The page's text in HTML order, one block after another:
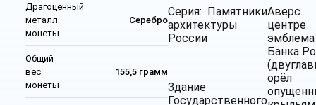
Драгоценный
металл
монеты
Серебро
Общий
вес
монеты
155,5 грамм
Cерия: Памятники
архитектуры
России
Здание
Государственного
эмблема
Банка